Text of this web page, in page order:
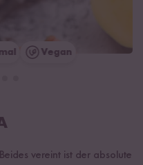
Vegan
vereint ist der absolute